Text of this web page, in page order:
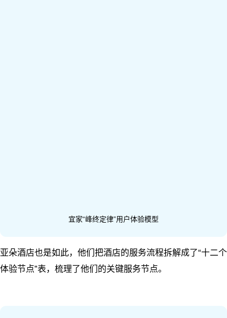
宜家“峰终定律”用户体验模型
亚朵酒店也是如此，他们把酒店的服务流程拆解成了“十二个
体验节点”表，梳理了他们的关键服务节点。